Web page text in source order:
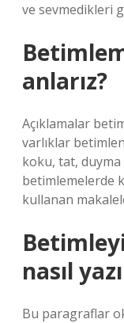
ve sevmedikleri
anlarız?
Açıklamalar
varlıklar
koku, tat,
betimlemelerde
kullanan
nasıl
Bu paragraflar